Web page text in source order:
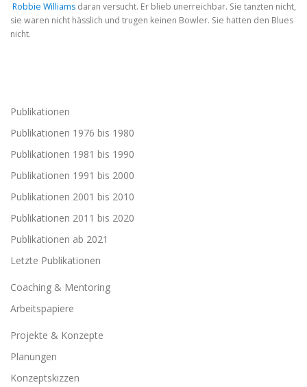
Robbie Williams daran versucht. Er blieb unerreichbar. Sie tanzten nicht,
sie waren nicht hässlich und trugen keinen Bowler. Sie hatten den Blues
nicht.
Publikationen
Publikationen 1976 bis 1980
Publikationen 1981 bis 1990
Publikationen 1991 bis 2000
Publikationen 2001 bis 2010
Publikationen 2011 bis 2020
Publikationen ab 2021
Letzte Publikationen
Coaching & Mentoring
Arbeitspapiere
Projekte & Konzepte
Planungen
Konzeptskizzen